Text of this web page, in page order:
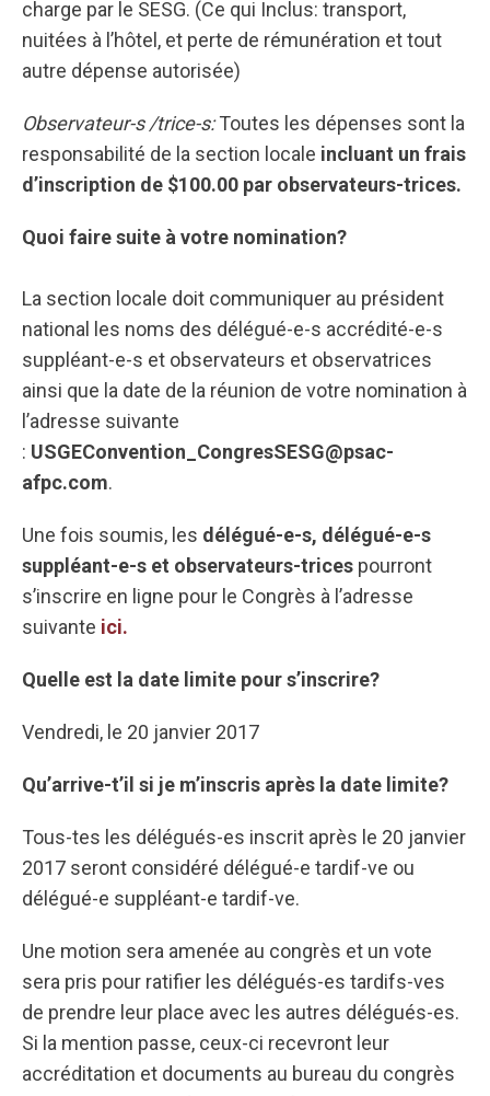
charge par le SESG. (Ce qui Inclus: transport,
nuitées à l’hôtel, et perte de rémunération et tout
autre dépense autorisée)
Observateur-s /trice-s:Toutes les dépenses sont la
responsabilité de la section locale incluant un frais
d’inscription de $100.00 par observateurs-trices.
Quoi faire suite à votre nomination?
La section locale doit communiquer au président
national les noms des délégué-e-s accrédité-e-s
suppléant-e-s et observateurs et observatrices
ainsi que la date de la réunion de votre nomination à
l’adresse suivante
: USGEConvention_CongresSESG@psac-
afpc.com.
Une fois soumis, les délégué-e-s, délégué-e-s
suppléant-e-s et observateurs-trices pourront
s’inscrire en ligne pour le Congrès à l’adresse
suivante ici.
Quelle est la date limite pour s’inscrire?
Vendredi, le 20 janvier 2017
Qu’arrive-t’il si je m’inscris après la date limite?
Tous-tes les délégués-es inscrit après le 20 janvier
2017 seront considéré délégué-e tardif-ve ou
délégué-e suppléant-e tardif-ve.
Une motion sera amenée au congrès et un vote
sera pris pour ratifier les délégués-es tardifs-ves
de prendre leur place avec les autres délégués-es.
Si la mention passe, ceux-ci recevront leur
accréditation et documents au bureau du congrès